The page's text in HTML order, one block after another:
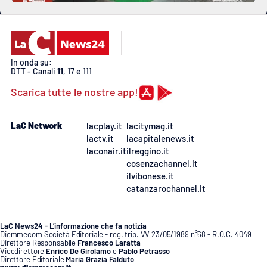
In onda su:
DTT - Canali 11, 17 e 111
Scarica tutte le nostre app!
LaC Network
lacplay.it
lactv.it
laconair.it
lacitymag.it
lacapitalenews.it
ilreggino.it
cosenzachannel.it
ilvibonese.it
catanzarochannel.it
LaC News24 - L’informazione che fa notizia
Diemmecom Società Editoriale - reg. trib. VV 23/05/1989 n°68 - R.O.C. 4049
Direttore Responsabile Francesco Laratta
Vicedirettore Enrico De GirolamoePablo Petrasso
Direttore Editoriale Maria Grazia Falduto